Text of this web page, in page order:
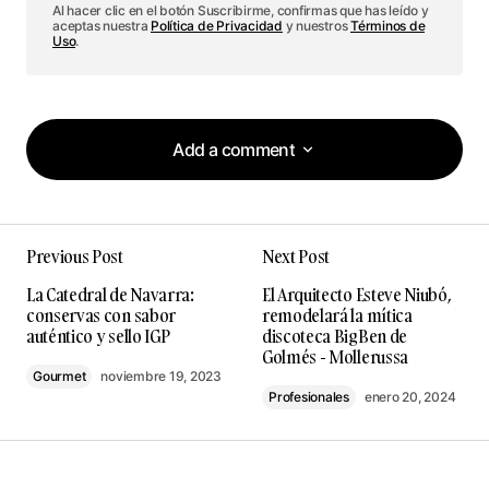
Al hacer clic en el botón Suscribirme, confirmas que has leído y
aceptas nuestra Política de Privacidad y nuestrosTérminos de
Uso.
Add a comment
Add a comment
publicada. Los campos obligatorios están
marcados con
Comment*
Previous Post
La Catedral de Navarra:
conservas con sabor
auténtico y sello IGP
Gourmet noviembre 19, 2023
Next Post
El Arquitecto Esteve Niubó,
remodelará la mítica
discoteca BigBen de
Golmés - Mollerussa
Profesionales enero 20, 2024